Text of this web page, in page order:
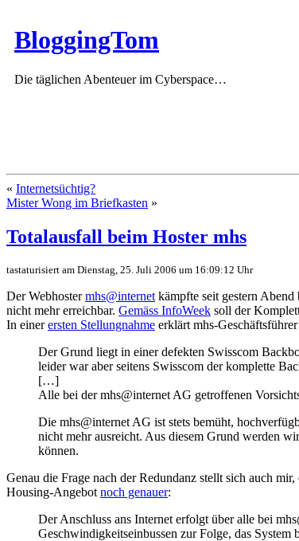
BloggingTom
Die täglichen Abenteuer im Cyberspace…
« Internetsüchtig?
Mister Wong im Briefkasten »
Totalausfall beim Hoster mhs
tastaturisiert am Dienstag, 25. Juli 2006 um 16:09:12 Uhr
Der Webhostermhs@internet kämpfte seit gestern
nicht mehr erreichbar. Gemäss InfoWeek soll der
In einerersten Stellungnahme erklärt mhs-
Der Grund liegt in einer defekten Swisscom
leider war aber seitens Swisscom der komplette
[…]
Alle bei der mhs@internet AG getroffenen
Die mhs@internet AG ist stets bemüht,
nicht mehr ausreicht. Aus diesem Grund werden
können.
Genau die Frage nach der Redundanz stellt sich auch
Housing-Angebot noch genauer:
Der Anschluss ans Internet erfolgt über alle bei
Geschwindigkeitseinbussen zur Folge, das System